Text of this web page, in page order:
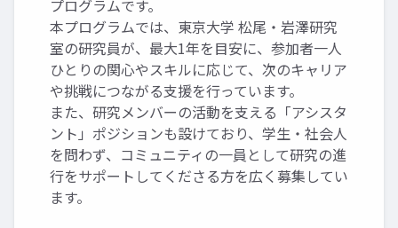
プログラムです。
本プログラムでは、東京大学 松尾・岩澤研究
室の研究員が、最大1年を目安に、参加者一人
ひとりの関心やスキルに応じて、次のキャリア
や挑戦につながる支援を行っています。
また、研究メンバーの活動を支える「アシスタ
ント」ポジションも設けており、学生・社会人
を問わず、コミュニティの一員として研究の進
行をサポートしてくださる方を広く募集してい
ます。